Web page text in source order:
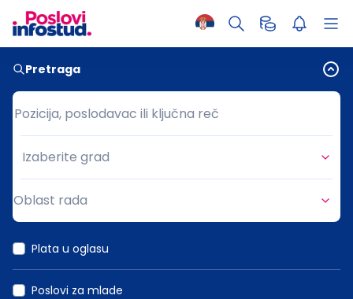
Pretraga
Pozicija, poslodavac ili ključna reč
Pozicija, poslodavac ili ključna reč
Grad
Izaberite grad
Oblast rada
Plata u oglasu
Poslovi za mlade